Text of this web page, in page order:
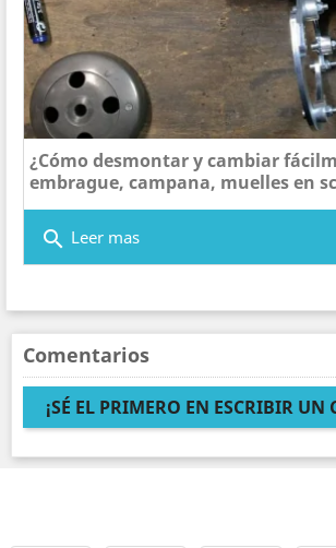
¿Cómo desmontar y cambiar
embrague, campana, muelles en
search Leer mas
Comentarios
¡SÉ EL PRIMERO EN ESCRIBIR